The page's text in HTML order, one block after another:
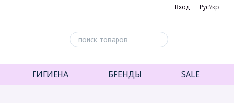
Вход РусУкр
ГИГИЕНА БРЕНДЫ SALE